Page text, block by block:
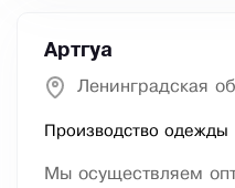
Артгуа
Ленинградская
Производство одежды
Мы осуществляем